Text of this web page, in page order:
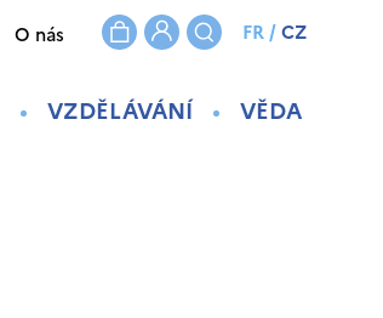
VZDĚLÁVÁNÍ VĚDA
O nás FR/CZ